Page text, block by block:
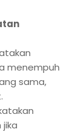
menempuh
sama,